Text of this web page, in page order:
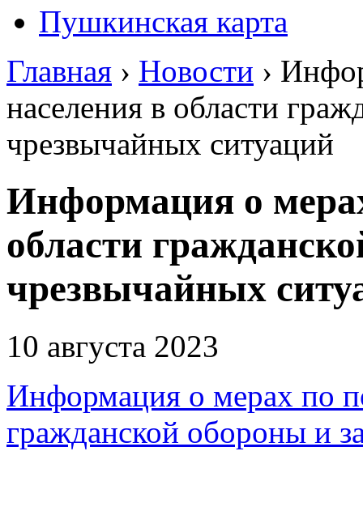
Пушкинская карта
Главная › Новости ›
населения в области
чрезвычайных ситуаций
Информация о
области
чрезвычайных
10 августа 2023
Информация о мерах по
гражданской обороны и